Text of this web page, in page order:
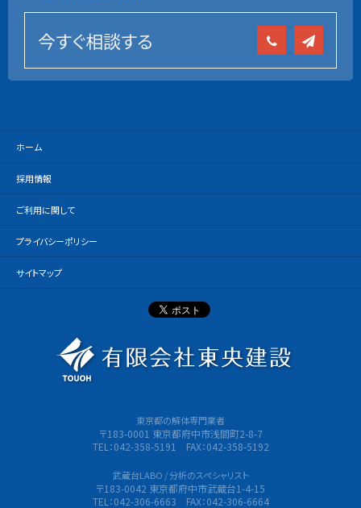
今すぐ相談する
ホーム
採用情報
ご利用に関して
プライバシーポリシー
サイトマップ
東京都の解体専門業者
〒183-0001 東京都府中市浅間町2-8-7
TEL：042-358-5191 FAX：042-358-5192
武蔵台LABO / 分析のスペシャリスト
〒183-0042 東京都府中市武蔵台1-4-15
TEL：042-306-6663 FAX：042-306-6664